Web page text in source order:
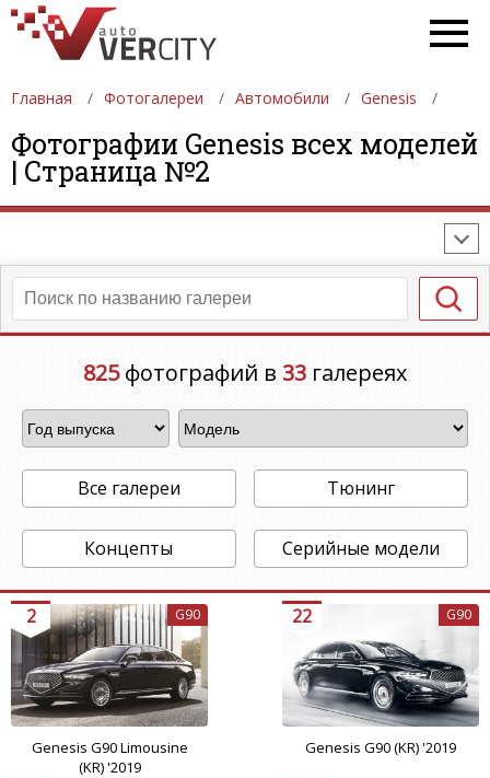
Главная Фотогалереи Автомобили Genesis
Фотографии Genesis всех моделей
| Страница №2
ФОТОГАЛЕРЕИ АВТОМОБИЛИ
ДЕВУШКИ
АВТОСАЛОНЫ
ФОРМУЛА-1
825фотографий в 33 галереях
Все галереи Тюнинг
Концепты Серийные модели
Genesis G90 Limousine
(KR) '2019
2 G90
Genesis G90 (KR) '2019
22 G90